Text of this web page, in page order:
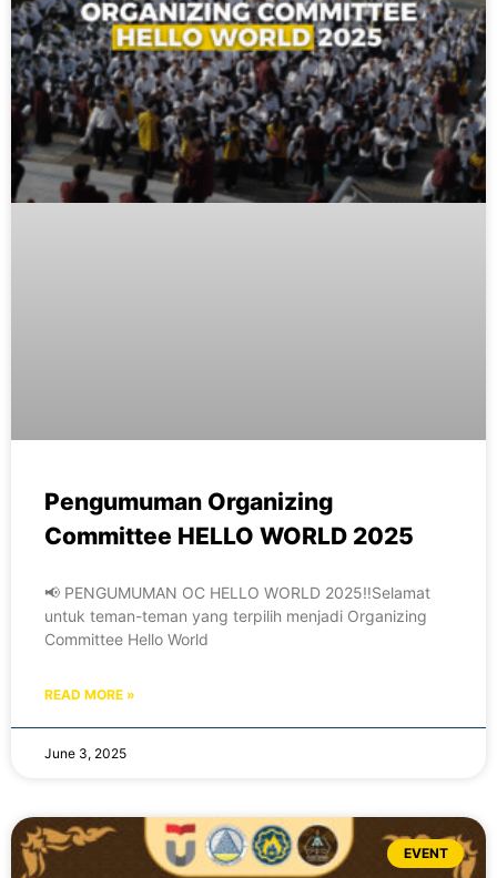
Pengumuman Organizing
Committee HELLO WORLD 2025
📢 PENGUMUMAN OC HELLO WORLD 2025‼️Selamat
untuk teman-teman yang terpilih menjadi Organizing
Committee Hello World
READ MORE »
June 3, 2025
EVENT